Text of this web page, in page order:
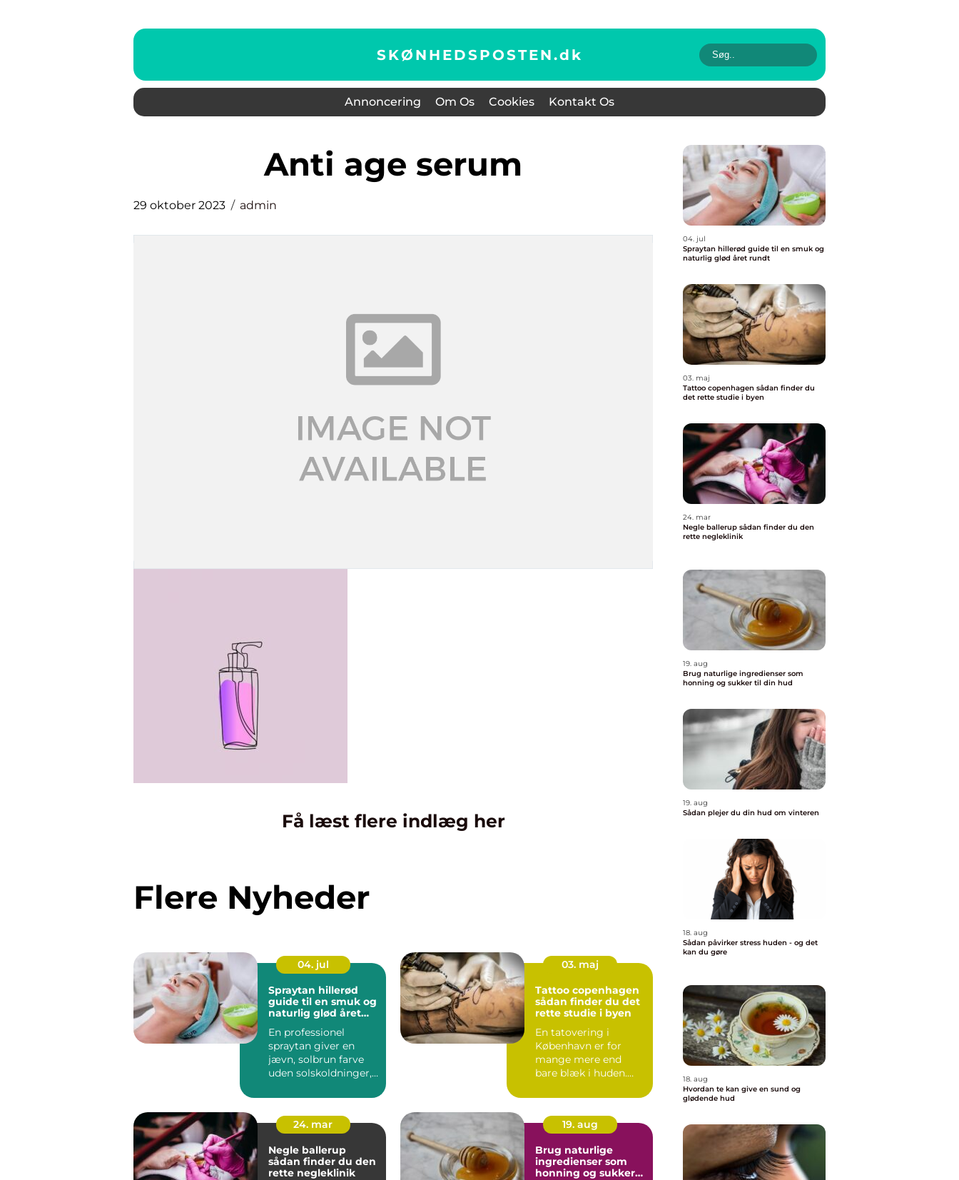
SKØNHEDSPOSTEN.dk
Annoncering Om Os Cookies Kontakt Os
anti age serum
29 oktober 2023 admin
Få læst flere indlæg her
Flere Nyheder
04. jul
Spraytan hillerød
guide til en smuk og
naturlig glød året
En professionel
spraytan giver en
jævn, solbrun farve
uden solskoldninger,
i...
03. maj
Tattoo copenhagen
sådan finder du det
rette studie i byen
En tatovering i
København er for
mange mere end
bare blæk i huden.
en markering...
24. mar
Negle ballerup
sådan finder du den
rette negleklinik
19. aug
Brug naturlige
ingredienser som
honning og sukker
04. jul
Spraytan hillerød guide til en smuk og
naturlig glød året rundt
03. maj
Tattoo copenhagen sådan finder du
det rette studie i byen
24. mar
Negle ballerup sådan finder du den
rette negleklinik
19. aug
Brug naturlige ingredienser som
honning og sukker til din hud
19. aug
Sådan plejer du din hud om vinteren
18. aug
Sådan påvirker stress huden - og det
kan du gøre
18. aug
Hvordan te kan give en sund og
glødende hud